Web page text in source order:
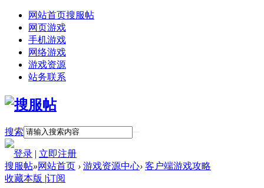
网站首页搜服帖
网页游戏
手机游戏
网络游戏
游戏资源
站务联系
搜索
登录 | 立即注册
搜服帖»网站首页 › 游戏资源中心› 客户端游戏攻略
收藏本版 |订阅